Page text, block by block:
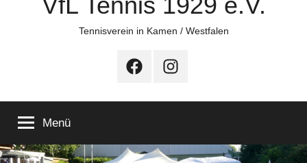
Tennisverein in Kamen / Westfalen
FacebookInstagram
Menü